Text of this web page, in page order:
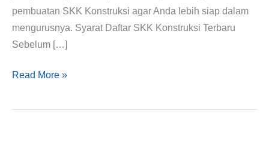
pembuatan SKK Konstruksi agar Anda lebih siap dalam
mengurusnya. Syarat Daftar SKK Konstruksi Terbaru
Sebelum […]
Read More »